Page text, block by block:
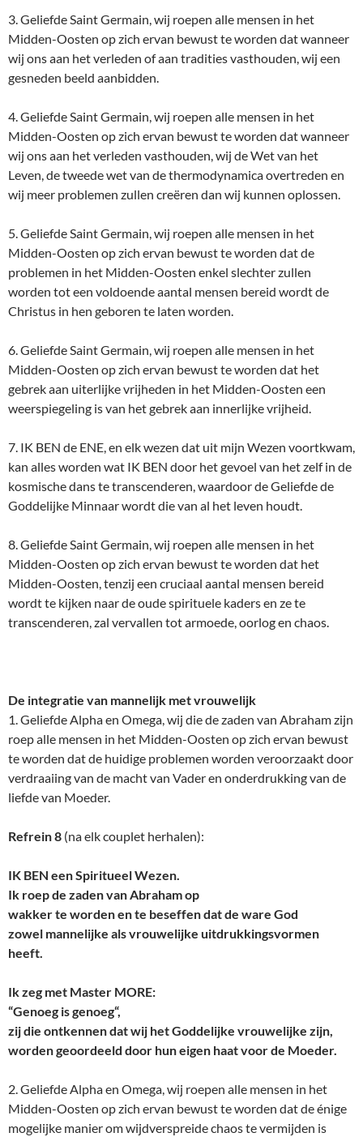
3. Geliefde Saint Germain, wij roepen alle mensen in het
Midden-Oosten op zich ervan bewust te worden dat wanneer
wij ons aan het verleden of aan tradities vasthouden, wij een
gesneden beeld aanbidden.
4. Geliefde Saint Germain, wij roepen alle mensen in het
Midden-Oosten op zich ervan bewust te worden dat wanneer
wij ons aan het verleden vasthouden, wij de Wet van het
Leven, de tweede wet van de thermodynamica overtreden en
wij meer problemen zullen creëren dan wij kunnen oplossen.
5. Geliefde Saint Germain, wij roepen alle mensen in het
Midden-Oosten op zich ervan bewust te worden dat de
problemen in het Midden-Oosten enkel slechter zullen
worden tot een voldoende aantal mensen bereid wordt de
Christus in hen geboren te laten worden.
6. Geliefde Saint Germain, wij roepen alle mensen in het
Midden-Oosten op zich ervan bewust te worden dat het
gebrek aan uiterlijke vrijheden in het Midden-Oosten een
weerspiegeling is van het gebrek aan innerlijke vrijheid.
7. IK BEN de ENE, en elk wezen dat uit mijn Wezen voortkwam,
kan alles worden wat IK BEN door het gevoel van het zelf in de
kosmische dans te transcenderen, waardoor de Geliefde de
Goddelijke Minnaar wordt die van al het leven houdt.
8. Geliefde Saint Germain, wij roepen alle mensen in het
Midden-Oosten op zich ervan bewust te worden dat het
Midden-Oosten, tenzij een cruciaal aantal mensen bereid
wordt te kijken naar de oude spirituele kaders en ze te
transcenderen, zal vervallen tot armoede, oorlog en chaos.
De integratie van mannelijk met vrouwelijk
1. Geliefde Alpha en Omega, wij die de zaden van Abraham zijn
roep alle mensen in het Midden-Oosten op zich ervan bewust
te worden dat de huidige problemen worden veroorzaakt door
verdraaiing van de macht van Vader en onderdrukking van de
liefde van Moeder.
Refrein 8 (na elk couplet herhalen):
IK BEN een Spiritueel Wezen.
Ik roep de zaden van Abraham op
wakker te worden en te beseffen dat de ware God
zowel mannelijke als vrouwelijke uitdrukkingsvormen
heeft.
Ik zeg met Master MORE:
“Genoeg is genoeg“,
zij die ontkennen dat wij het Goddelijke vrouwelijke zijn,
worden geoordeeld door hun eigen haat voor de Moeder.
2. Geliefde Alpha en Omega, wij roepen alle mensen in het
Midden-Oosten op zich ervan bewust te worden dat de énige
mogelijke manier om wijdverspreide chaos te vermijden is